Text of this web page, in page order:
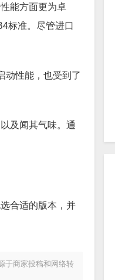
能方面更为卓
标准。尽管进口
动性能，也受到了
及闻其气味。通
合适的版本，并
于商家投稿和网络转